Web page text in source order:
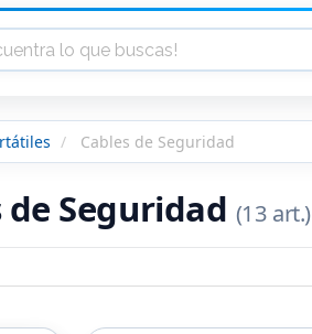
Cables de Seguridad
de Seguridad (13 art.)